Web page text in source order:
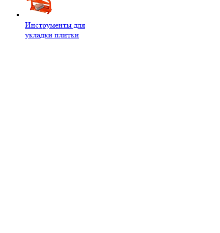
Инструменты для
укладки плитки